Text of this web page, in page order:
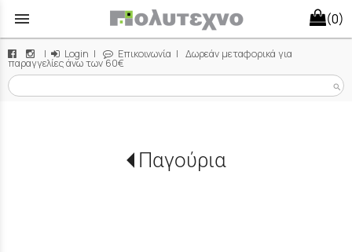
menu (0)
| Login | Επικοινωνία | Δωρεάν μεταφορικά για
παραγγελίες άνω των 60€
search
Παγούρια